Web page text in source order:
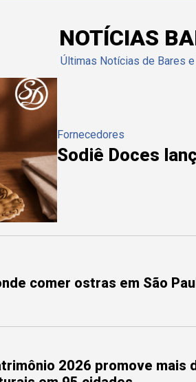
NOTÍCIAS
Últimas Notícias de Bares
Fornecedores
Sodiê Doces
comer ostras em São
2026 promove mais